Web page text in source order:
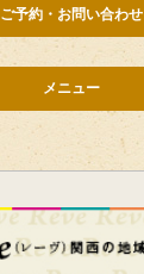
ご予約・お問い合わせ
メニュー